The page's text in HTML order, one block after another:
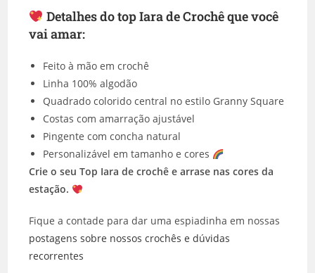
Detalhes do top Iara de Crochê que você
vai amar:
Feito à mão em crochê
Linha 100% algodão
Quadrado colorido central no estilo Granny Square
Costas com amarração ajustável
Pingente com concha natural
Personalizável em tamanho e cores
Crie o seu Top Iara de crochê e arrase nas cores da
estação.
Fique a contade para dar uma espiadinha em nossas
postagens sobre nossos crochês e dúvidas
recorrentes